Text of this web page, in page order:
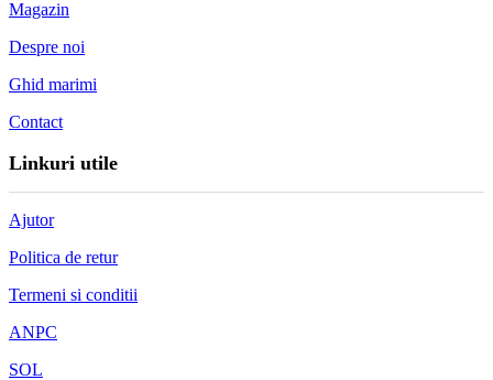
Magazin
Despre noi
Ghid marimi
Contact
Linkuri utile
Ajutor
Politica de retur
Termeni si conditii
ANPC
SOL